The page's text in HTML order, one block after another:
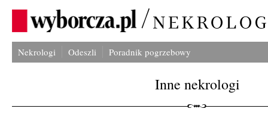
Nekrologi Odeszli Poradnik pogrzebowy
Inne nekrologi